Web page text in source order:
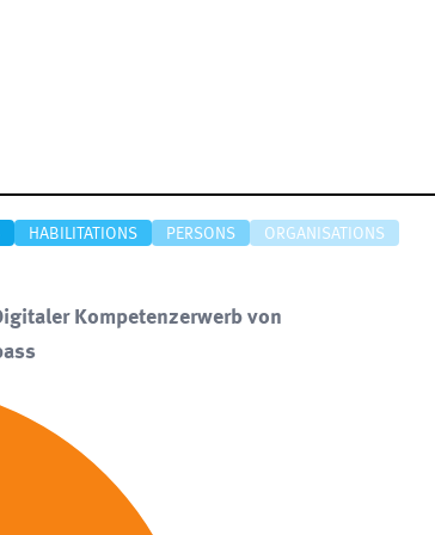
HABILITATIONS PERSONS ORGANISATIONS
Kompetenzerwerb von